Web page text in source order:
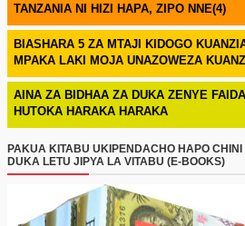
TANZANIA NI HIZI HAPA, ZIPO NNE(4)
BIASHARA 5 ZA MTAJI KIDOGO
MPAKA LAKI MOJA UNAZOWEZA
AINA ZA BIDHAA ZA DUKA ZENYE
HUTOKA HARAKA HARAKA
PAKUA KITABU UKIPENDACHO HAPO
DUKA LETU JIPYA LA VITABU (E-BOOKS)